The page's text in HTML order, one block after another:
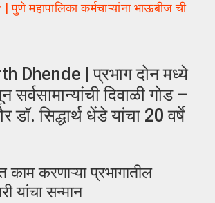
महापालिका कर्मचाऱ्यांना भाऊबीज ची
Dhende | प्रभाग दोन मध्ये
सर्वसामान्यांची दिवाळी गोड –
डॉ. सिद्धार्थ धेंडे यांचा 20 वर्षे
काम करणाऱ्या प्रभागातील
यांचा सन्मान